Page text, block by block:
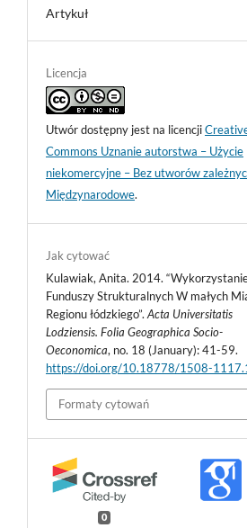
Artykuł
Licencja
Utwór dostępny jest na licencji
Commons Uznanie autorstwa – Użycie
niekomercyjne – Bez utworów
Międzynarodowe.
Jak cytować
Kulawiak, Anita. 2014.
Funduszy Strukturalnych W małych
Regionu łódzkiego”.Acta Universitatis
Lodziensis. Folia Geographica Socio-
Oeconomica, no. 18 (January): 41-59.
https://doi.org/10.18778/1508-
Formaty cytowań
0